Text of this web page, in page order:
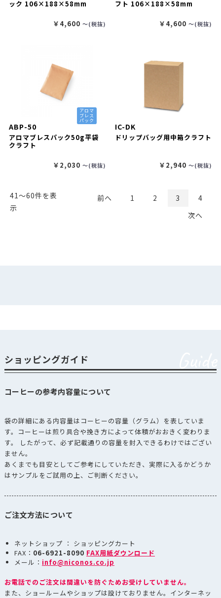
ック 106×188×58mm
￥4,600 〜(税抜)
フト 106×188×58mm
￥4,600 〜(税抜)
アロマ
ブレス
パック
ABP-50
アロマブレスパック50g平袋
クラフト
￥2,030 〜(税抜)
IC-DK
ドリップバッグ用中箱クラフト
￥2,940 〜(税抜)
41〜60件を表
示
前へ 1 2 3
4
次へ
ショッピングガイド
コーヒーの参考内容量について
袋の詳細にある内容量はコーヒーの容量（グラム）を表していま
す。コーヒーは煎り具合や挽き方によって体積がおおきく変わりま
す。 したがって、必ず記載通りの容量を封入できるわけではござい
ません。
あくまでも目安としてご参考にしていただき、実際に入るかどうか
はサンプルをご試用の上、ご判断ください。
ご注文方法について
ネットショップ ： ショッピングカート
FAX： 06-6921-8090 FAX用紙ダウンロード
メール： info@niconos.co.jp
お電話でのご注文は間違いを防ぐためお受けしていません。
また、ショールームやショップは設けておりません。インターネッ